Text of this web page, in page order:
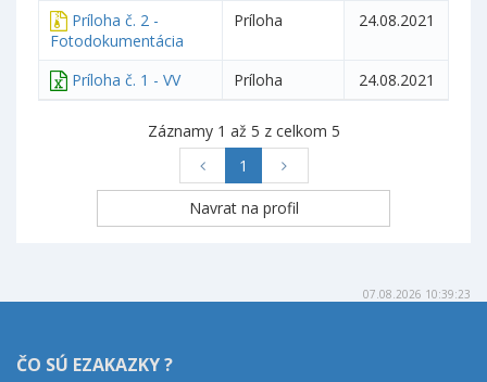
Príloha č. 2 -
Fotodokumentácia
Príloha 24.08.2021
Príloha č. 1 - VV Príloha 24.08.2021
Záznamy 1 až 5 z celkom 5
1
07.08.2026 10:39:23
ČO SÚ EZAKAZKY ?